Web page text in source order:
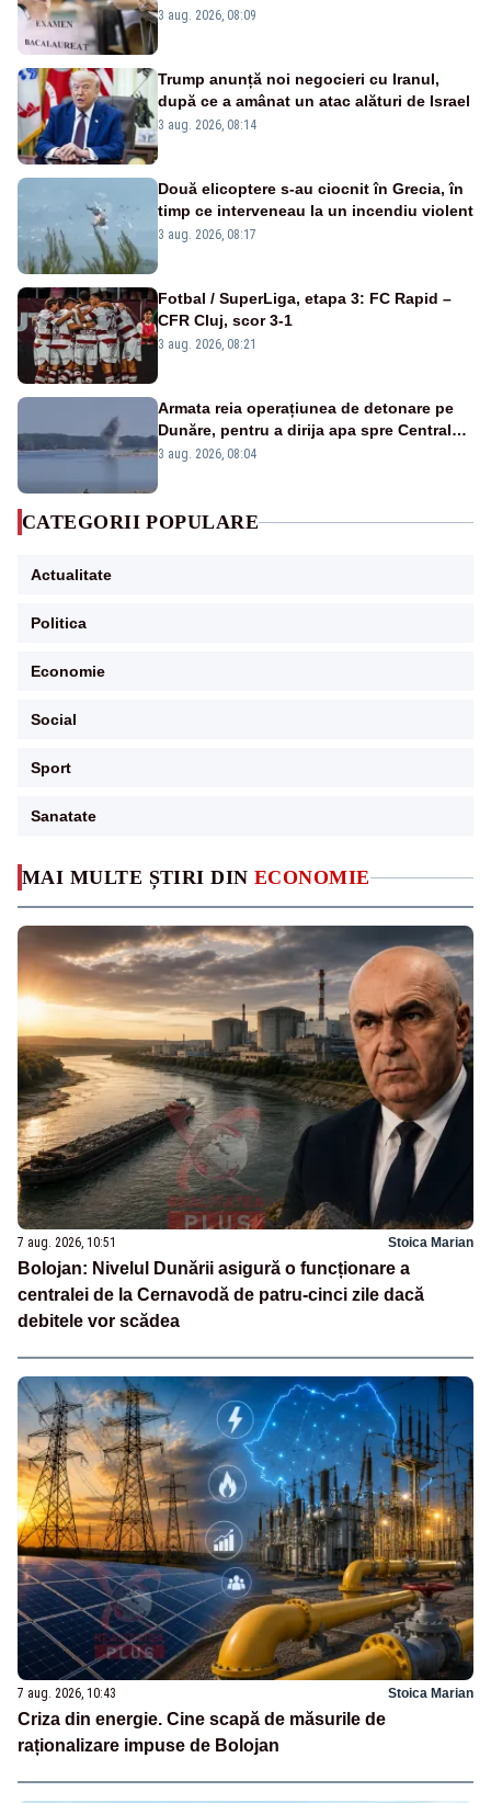
MAI MULTE ȘTIRI DIN ECONOMIE
7 aug. 2026, 10:51 Stoica Marian
Bolojan: Nivelul Dunării asigură o funcționare a
centralei de la Cernavodă de patru-cinci zile dacă
debitele vor scădea
7 aug. 2026, 10:43 Stoica Marian
Criza din energie. Cine scapă de măsurile de
raționalizare impuse de Bolojan
înscrişi
3 aug. 2026, 08:09
Trump anunță noi negocieri cu Iranul,
după ce a amânat un atac alături de Israel
3 aug. 2026, 08:14
Două elicoptere s-au ciocnit în Grecia, în
timp ce interveneau la un incendiu violent
3 aug. 2026, 08:17
Fotbal / SuperLiga, etapa 3: FC Rapid –
CFR Cluj, scor 3-1
3 aug. 2026, 08:21
Armata reia operațiunea de detonare pe
Dunăre, pentru a dirija apa spre Centrala
Cernavodă
3 aug. 2026, 08:04
CATEGORII POPULARE
Actualitate
Politica
Economie
Social
Sport
Sanatate